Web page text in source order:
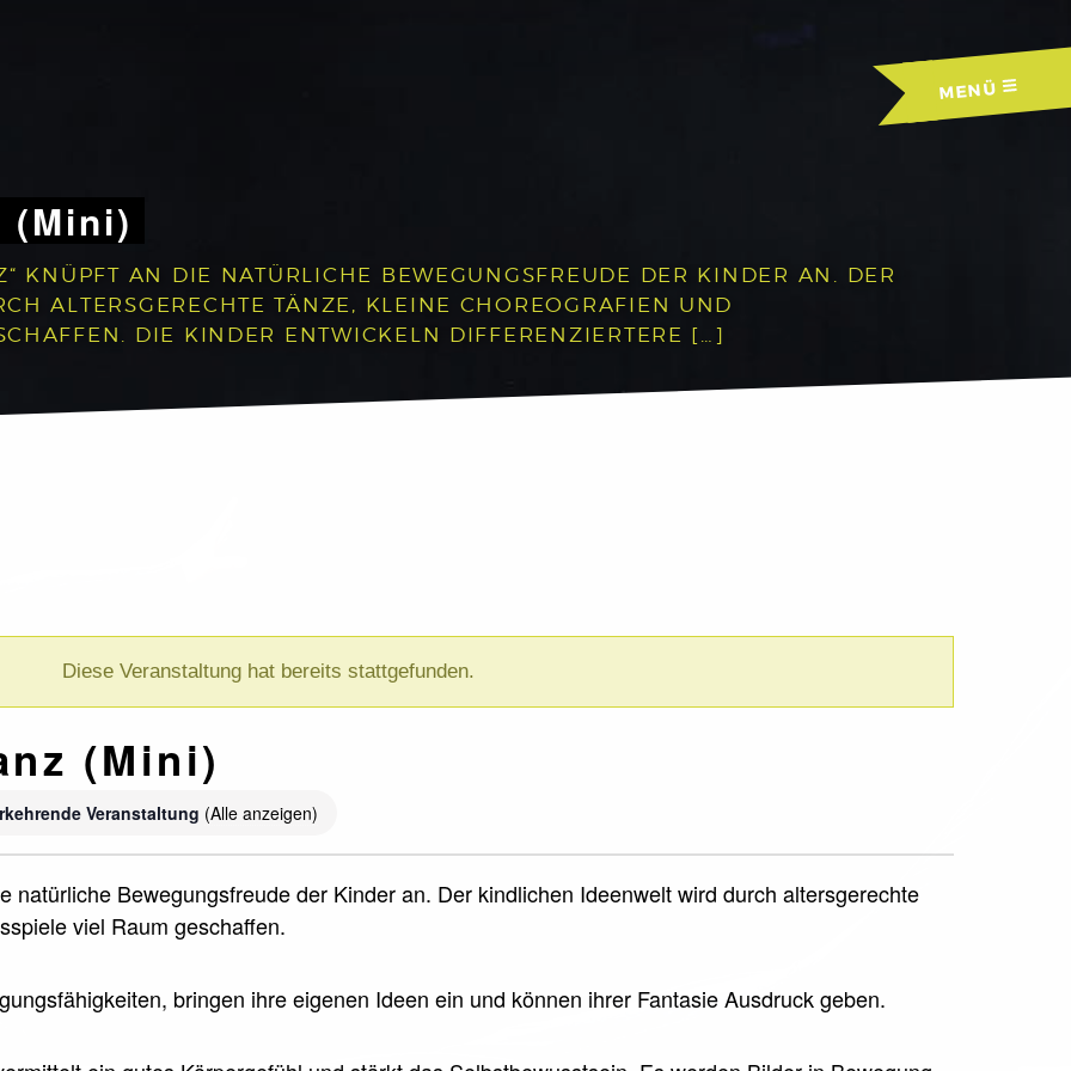
MENÜ
(Mini)
KNÜPFT AN DIE NATÜRLICHE BEWEGUNGSFREUDE DER KINDER AN. DER
ALTERSGERECHTE TÄNZE, KLEINE CHOREOGRAFIEN UND
DIE KINDER ENTWICKELN DIFFERENZIERTERE […]
Diese Veranstaltung hat bereits stattgefunden.
(Mini)
Veranstaltung (Alle anzeigen)
natürliche Bewegungsfreude der Kinder an. Der kindlichen Ideenwelt wird durch altersgerechte
viel Raum geschaffen.
bringen ihre eigenen Ideen ein und können ihrer Fantasie Ausdruck geben.